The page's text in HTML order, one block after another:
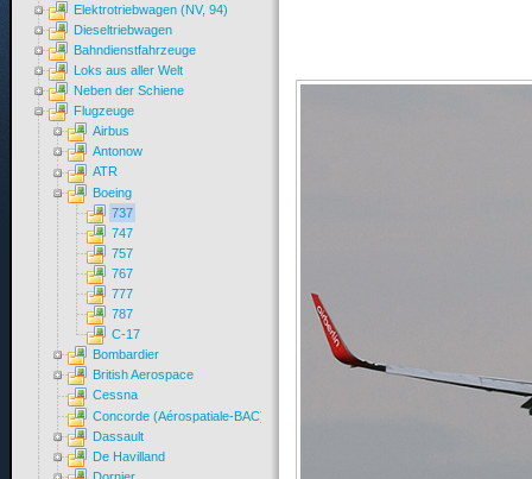
Elektrotriebwagen (NV, 94)
Dieseltriebwagen
Bahndienstfahrzeuge
Loks aus aller Welt
Neben der Schiene
Flugzeuge
Airbus
Antonow
ATR
Boeing
737
747
757
767
777
787
C-17
Bombardier
British Aerospace
Cessna
Concorde (Aérospatiale-BAC)
Dassault
De Havilland